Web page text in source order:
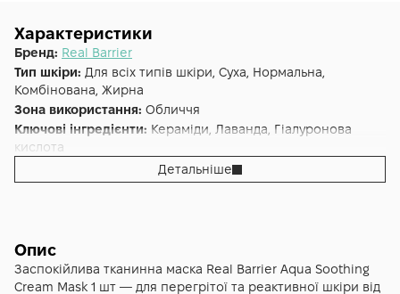
Характеристики
Бренд: Real Barrier
Тип шкіри: Для всіх типів шкіри, Суха, Нормальна,
Комбінована, Жирна
Зона використання: Обличчя
Ключові інгредієнти: Керамiди, Лаванда, Гіалуронова
кислота
Заспокоєння,Освіження
Форма випуску:Тканинна маска
Детальніше
Опис
Заспокійлива тканинна маска Real Barrier Aqua Soothing
Cream Mask 1 шт — для перегрітої та реактивної шкіри від